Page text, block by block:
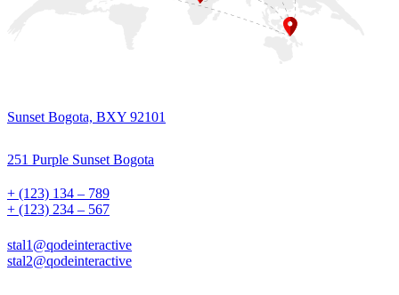
Sunset Bogota, BXY 92101
251 Purple Sunset Bogota
+ (123) 134 – 789
+ (123) 234 – 567
stal1@qodeinteractive
stal2@qodeinteractive